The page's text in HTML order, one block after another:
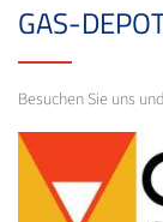
GAS-
Besuchen Sie uns